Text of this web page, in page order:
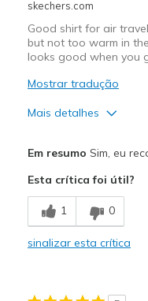
Travel
skechers.com
Good shirt for air
but not too warm in
looks good when you
Mostrar tradução
Mais detalhes
Comfortable
Melhores utilizações
Casual Wear
Em resumo Sim, eu
Esta crítica foi útil?
1 0
sinalizar esta crítica